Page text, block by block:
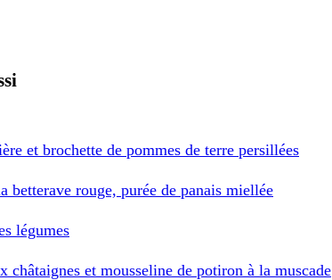
et brochette de pommes de terre persillées
betterave rouge, purée de panais miellée
légumes
châtaignes et mousseline de potiron à la muscade